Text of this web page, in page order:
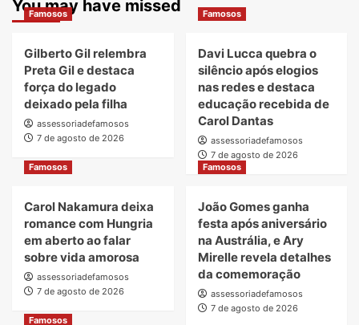
You may have missed
Famosos
Gilberto Gil relembra
Preta Gil e destaca
força do legado
deixado pela filha
assessoriadefamosos
7 de agosto de 2026
Famosos
Davi Lucca quebra o
silêncio após elogios
nas redes e destaca
educação recebida de
Carol Dantas
assessoriadefamosos
7 de agosto de 2026
Famosos
Carol Nakamura deixa
romance com Hungria
em aberto ao falar
sobre vida amorosa
assessoriadefamosos
7 de agosto de 2026
Famosos
João Gomes ganha
festa após aniversário
na Austrália, e Ary
Mirelle revela detalhes
da comemoração
assessoriadefamosos
7 de agosto de 2026
Famosos